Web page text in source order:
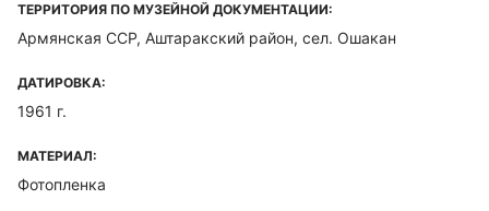
ТЕРРИТОРИЯ ПО МУЗЕЙНОЙ ДОКУМЕНТАЦИИ:
Армянская ССР, Аштаракский район, сел. Ошакан
ДАТИРОВКА:
1961 г.
МАТЕРИАЛ:
Фотопленка